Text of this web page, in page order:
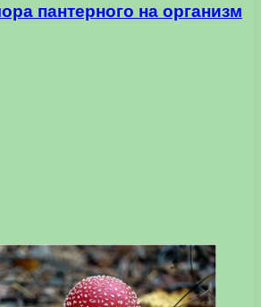
пантерного на организм